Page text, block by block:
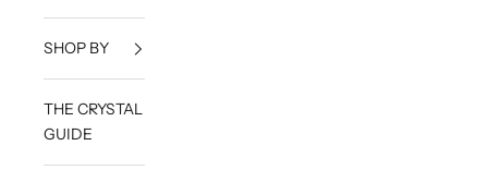
SHOP BY
THE CRYSTAL
GUIDE